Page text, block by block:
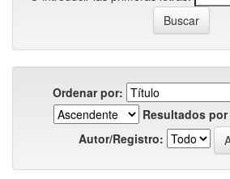
Ordenar por:
Resultados
Autor/Registro: